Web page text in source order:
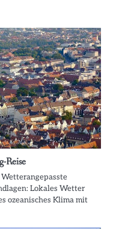
Reise
Lokales Wetter
ozeanisches Klima mit